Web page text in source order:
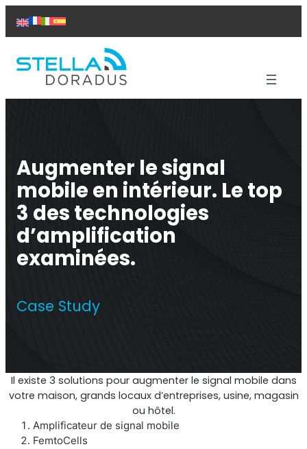
Études de cas
À propos de nous
Contact
Augmenter le signal
mobile en intérieur. Le top
3 des technologies
d’amplification
examinées.
Case Study
Il existe 3 solutions pour augmenter le signal mobile dans
votre maison, grands locaux d’entreprises, usine, magasin
ou hôtel.
Amplificateur de signal mobile
FemtoCells